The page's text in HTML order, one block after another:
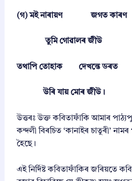
(গ) মই নাৰায়ণ জগত কাৰণ
তুমি গোৱালৰ জীউ
তথাপি তোহাক দেখন্তে ডৰত
উৰি যায় মোৰ জীউ।
উত্তৰঃ উক্ত কবিতাফাঁকি আমাৰ
কন্দলী বিৰচিত ‘কানাইৰ চাতুৰী’
হৈছে।
এই নিৰ্দিষ্ট কবিতাফাঁকিৰ জৰিয়তে